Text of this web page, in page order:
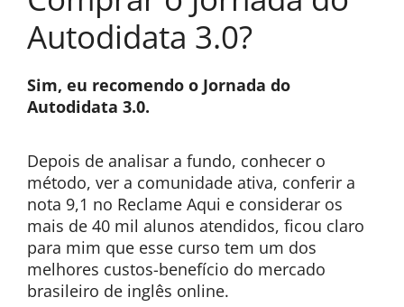
Autodidata 3.0?
Sim, eu recomendo o Jornada do
Autodidata 3.0.
Depois de analisar a fundo, conhecer o
método, ver a comunidade ativa, conferir a
nota 9,1 no Reclame Aqui e considerar os
mais de 40 mil alunos atendidos, ficou claro
para mim que esse curso tem um dos
melhores custos-benefício do mercado
brasileiro de inglês online.